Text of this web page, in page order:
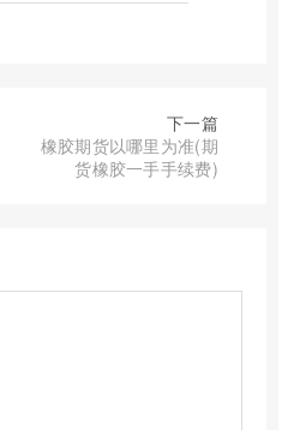
下一篇
橡胶期货以哪里为准(期
货橡胶一手手续费)